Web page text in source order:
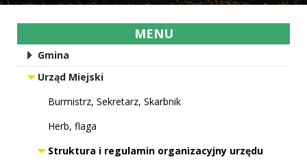
MENU
Gmina
Urząd Miejski
Burmistrz, Sekretarz, Skarbnik
Herb, flaga
Struktura i regulamin organizacyjny urzędu